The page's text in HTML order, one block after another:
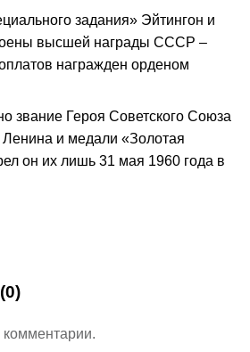
задания» Эйтингон и
высшей награды СССР –
награжден орденом
звание Героя Советского Союза
и медали «Золотая
он их лишь 31 мая 1960 года в
(0)